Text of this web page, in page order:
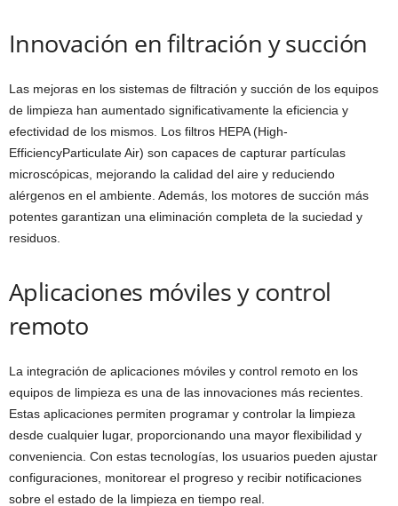
Innovación en filtración y succión
Las mejoras en los sistemas de filtración y succión de los equipos
de limpieza han aumentado significativamente la eficiencia y
efectividad de los mismos. Los filtros HEPA (High-
EfficiencyParticulate Air) son capaces de capturar partículas
microscópicas, mejorando la calidad del aire y reduciendo
alérgenos en el ambiente. Además, los motores de succión más
potentes garantizan una eliminación completa de la suciedad y
residuos.
Aplicaciones móviles y control
remoto
La integración de aplicaciones móviles y control remoto en los
equipos de limpieza es una de las innovaciones más recientes.
Estas aplicaciones permiten programar y controlar la limpieza
desde cualquier lugar, proporcionando una mayor flexibilidad y
conveniencia. Con estas tecnologías, los usuarios pueden ajustar
configuraciones, monitorear el progreso y recibir notificaciones
sobre el estado de la limpieza en tiempo real.